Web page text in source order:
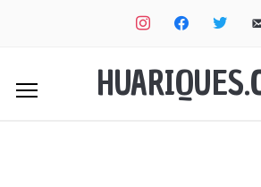
instagramfacebooktwitter